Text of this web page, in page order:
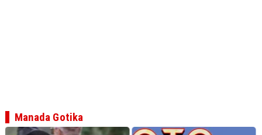
Manada Gotika